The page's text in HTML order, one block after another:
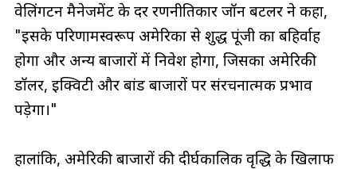
वेलिंगटन मैनेजमेंट के दर रणनीतिकार जॉन बटलर ने कहा,
"इसके परिणामस्वरूप अमेरिका से शुद्ध पूंजी का बहिर्वाह
होगा और अन्य बाजारों में निवेश होगा, जिसका अमेरिकी
डॉलर, इक्विटी और बांड बाजारों पर संरचनात्मक प्रभाव
पड़ेगा।"
हालांकि, अमेरिकी बाजारों की दीर्घकालिक वृद्धि के खिलाफ